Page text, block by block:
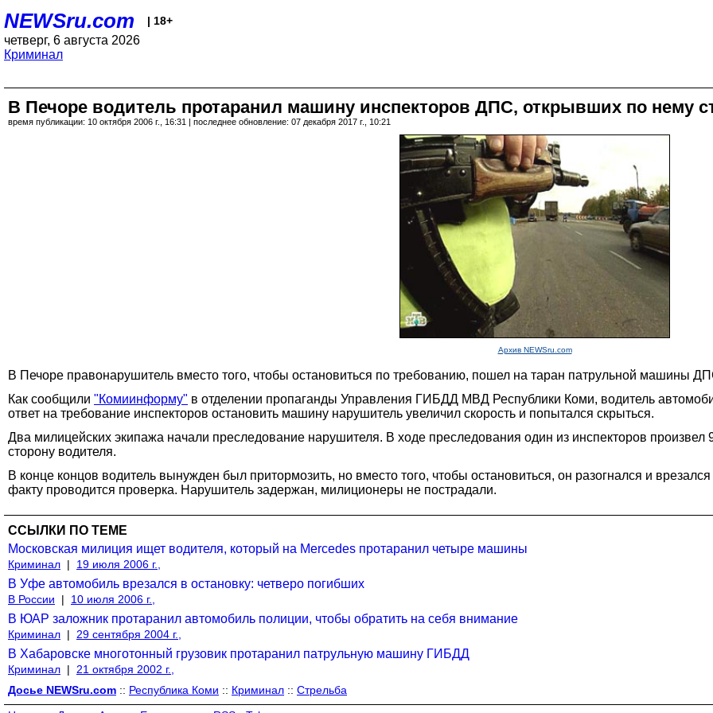
NEWSru.com | 18+
четверг, 6 августа 2026
Криминал
В Печоре водитель протаранил машину инспекторов ДПС, открывших по нему
время публикации: 10 октября 2006 г., 16:31 | последнее обновление: 07 декабря 2017 г., 10:21
Архив NEWSru.com
В Печоре правонарушитель вместо того, чтобы остановиться по требованию, пошел на таран патрульной машины
Как сообщили "Комиинформу" в отделении пропаганды Управления ГИБДД МВД Республики Коми, водитель
ответ на требование инспекторов остановить машину нарушитель увеличил скорость и попытался скрыться.
Два милицейских экипажа начали преследование нарушителя. В ходе преследования один из инспекторов произвел
сторону водителя.
В конце концов водитель вынужден был притормозить, но вместо того, чтобы остановиться, он разогнался и
факту проводится проверка. Нарушитель задержан, милиционеры не пострадали.
ССЫЛКИ ПО ТЕМЕ
Московская милиция ищет водителя, который на Mercedes протаранил четыре машины
Криминал | 19 июля 2006 г.,
В Уфе автомобиль врезался в остановку: четверо погибших
В России | 10 июля 2006 г.,
В ЮАР заложник протаранил автомобиль полиции, чтобы обратить на себя внимание
Криминал | 29 сентября 2004 г.,
В Хабаровске многотонный грузовик протаранил патрульную машину ГИБДД
Криминал |
21 октября 2002 г.,
Досье NEWSru.com :: Республика Коми :: Криминал :: Стрельба